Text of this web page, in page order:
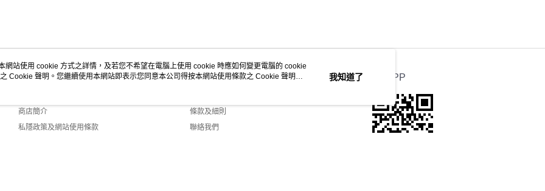
關於我們
商店簡介
私隱政策及網站使用條款
客戶服務
條款及細則
聯絡我們
官方APP
網站使用 cookie 方式之詳情，及若您不希望在電腦上使用 cookie 時應如何變更電腦的 cookie
Cookie 聲明。您繼續使用本網站即表示您同意本公司得按本網站使用條款之 Cookie 聲明使
我知道了